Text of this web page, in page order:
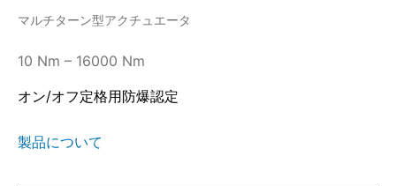
マルチターン型アクチュエータ
10 Nm – 16000 Nm
オン/オフ定格用防爆認定
製品について